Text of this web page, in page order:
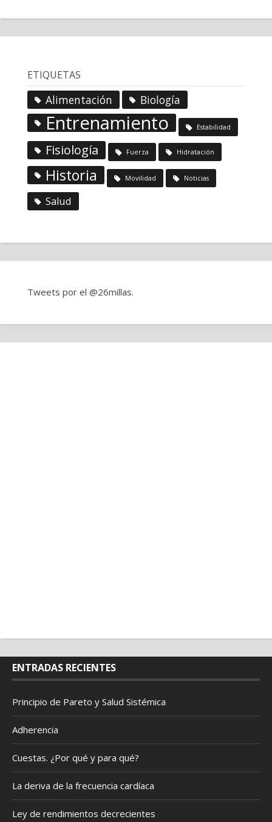
ETIQUETAS
Alimentación Biología
Entrenamiento Estabilidad
Fisiología Fuerza Hidratación
Historia Movilidad Noticias
Salud
Tweets por el @26millas.
ENTRADAS RECIENTES
Principio de Pareto y Salud Sistémica
Adherencia
Cuestas. ¿Por qué y para qué?
La deriva de la frecuencia cardíaca
Ley de rendimientos decrecientes